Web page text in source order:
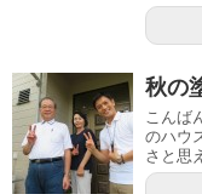
秋の
こんば
のハウ
さと思